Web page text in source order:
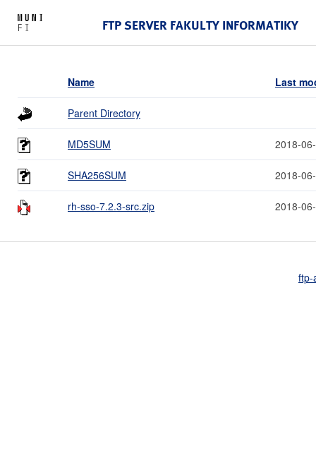
FTP SERVER FAKULTY INFORMATIKY
Name Last
Parent Directory
MD5SUM 2018-
SHA256SUM 2018-
rh-sso-7.2.3-src.zip 2018-
ftp-